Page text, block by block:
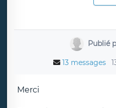
Publié
13 messages
Merci